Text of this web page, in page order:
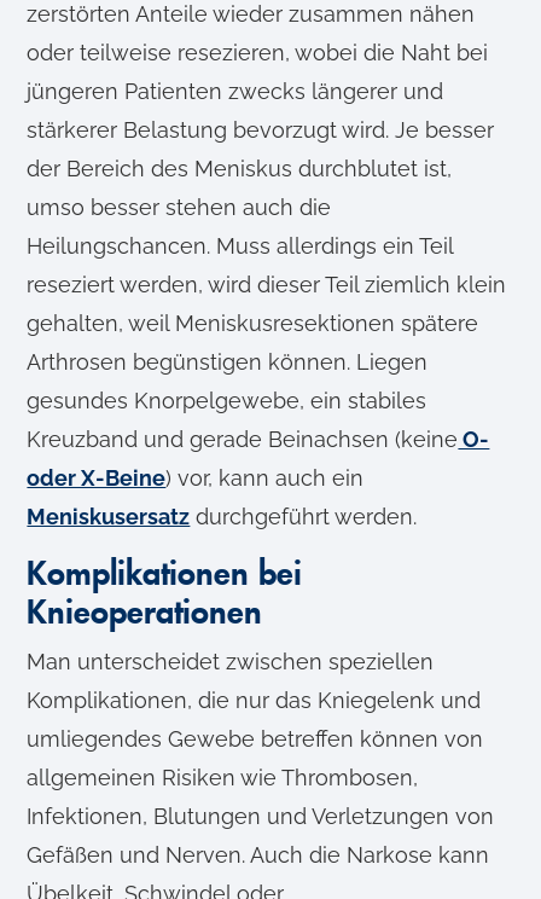
zerstörten Anteile wieder zusammen nähen
oder teilweise resezieren, wobei die Naht bei
jüngeren Patienten zwecks längerer und
stärkerer Belastung bevorzugt wird. Je besser
der Bereich des Meniskus durchblutet ist,
umso besser stehen auch die
Heilungschancen. Muss allerdings ein Teil
reseziert werden, wird dieser Teil ziemlich klein
gehalten, weil Meniskusresektionen spätere
Arthrosen begünstigen können. Liegen
gesundes Knorpelgewebe, ein stabiles
Kreuzband und gerade Beinachsen (keine O-
oder X-Beine) vor, kann auch ein
Meniskusersatz durchgeführt werden.
Komplikationen bei
Knieoperationen
Man unterscheidet zwischen speziellen
Komplikationen, die nur das Kniegelenk und
umliegendes Gewebe betreffen können von
allgemeinen Risiken wie Thrombosen,
Infektionen, Blutungen und Verletzungen von
Gefäßen und Nerven. Auch die Narkose kann